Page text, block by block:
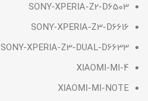
SONY-XPERIA-Z2-D6503
SONY-XPERIA-Z3-D6616
SONY-XPERIA-Z3-DUAL-D6633
XIAOMI-MI-4
XIAOMI-MI-NOTE